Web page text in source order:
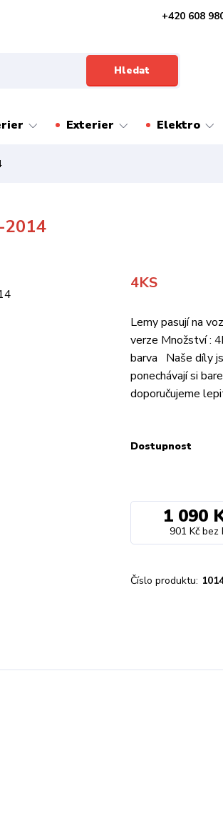
Hledat
+420 608
Exterier Elektro
2014
4KS
Lemy pasují na
verze Množství :
barva Naše díly
ponechávají si
doporučujeme
Dostupnost
1 090
901 Kč bez
Číslo produktu: